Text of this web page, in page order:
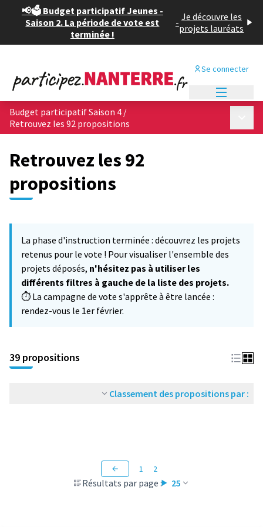
📢🗳️ Budget participatif Jeunes -
Saison 2. La période de vote est
terminée !
- Je découvre les
projets lauréats
Se connecter
Budget participatif Saison 4 /
Retrouvez les 92 propositions
Retrouvez les 92
propositions
Passer la carte
−
La phase d'instruction terminée : découvrez les projets
retenus pour le vote ! Pour visualiser l'ensemble des
projets déposés, n'hésitez pas à utiliser les
différents filtres à gauche de la liste des projets.
⏱️ La campagne de vote s'apprête à être lancée :
rendez-vous le 1er février.
39 propositions
Classement des propositions par :
Résultats par page : 25
1 2